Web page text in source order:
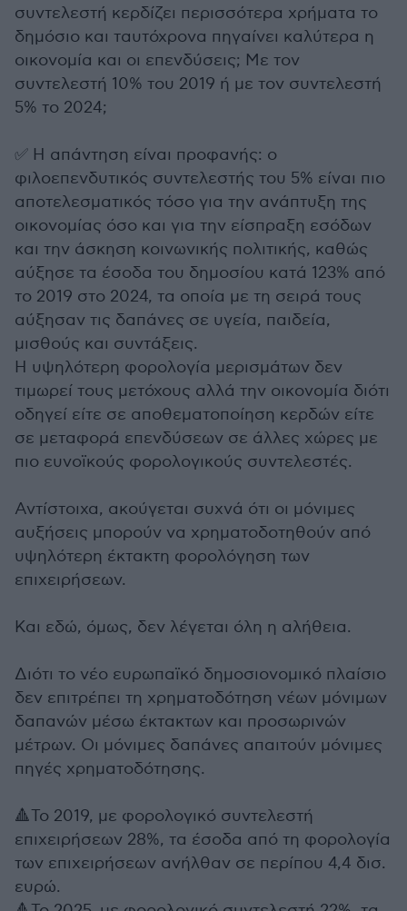
συντελεστή κερδίζει περισσότερα χρήματα το
δημόσιο και ταυτόχρονα πηγαίνει καλύτερα η
οικονομία και οι επενδύσεις; Με τον
συντελεστή 10% του 2019 ή με τον συντελεστή
5% το 2024;
✅ Η απάντηση είναι προφανής: ο
φιλοεπενδυτικός συντελεστής του 5% είναι πιο
αποτελεσματικός τόσο για την ανάπτυξη της
οικονομίας όσο και για την είσπραξη εσόδων
και την άσκηση κοινωνικής πολιτικής, καθώς
αύξησε τα έσοδα του δημοσίου κατά 123% από
το 2019 στο 2024, τα οποία με τη σειρά τους
αύξησαν τις δαπάνες σε υγεία, παιδεία,
μισθούς και συντάξεις.
Η υψηλότερη φορολογία μερισμάτων δεν
τιμωρεί τους μετόχους αλλά την οικονομία διότι
οδηγεί είτε σε αποθεματοποίηση κερδών είτε
σε μεταφορά επενδύσεων σε άλλες χώρες με
πιο ευνοϊκούς φορολογικούς συντελεστές.
Αντίστοιχα, ακούγεται συχνά ότι οι μόνιμες
αυξήσεις μπορούν να χρηματοδοτηθούν από
υψηλότερη έκτακτη φορολόγηση των
επιχειρήσεων.
Και εδώ, όμως, δεν λέγεται όλη η αλήθεια.
Διότι το νέο ευρωπαϊκό δημοσιονομικό πλαίσιο
δεν επιτρέπει τη χρηματοδότηση νέων μόνιμων
δαπανών μέσω έκτακτων και προσωρινών
μέτρων. Οι μόνιμες δαπάνες απαιτούν μόνιμες
πηγές χρηματοδότησης.
🔺Το 2019, με φορολογικό συντελεστή
επιχειρήσεων 28%, τα έσοδα από τη φορολογία
των επιχειρήσεων ανήλθαν σε περίπου 4,4 δισ.
ευρώ.